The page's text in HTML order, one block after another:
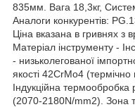
835мм. Вага 18,3кг,
Аналоги конкурентів:
Ціна вказана в гривнях з
Матеріал інструменту -
- низьколегованої
якості 42CrMo4
Індукційна термообробка
(2070-2180N/mm2). Зона